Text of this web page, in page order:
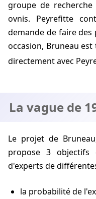
groupe de
ovnis. Peyrefitte
demande de faire des
occasion, Bruneau
directement avec
La vague de
Le projet de Bruneau, confidentiel, est approuvé. Il
propose 3 objectifs
d'experts de
la probabilité de